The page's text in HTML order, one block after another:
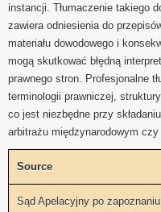
instancji. Tłumaczenie takiego
zawiera odniesienia do
materiału dowodowego i
mogą skutkować błędną
prawnego stron. Profesjonalne
terminologii prawniczej,
co jest niezbędne przy
arbitrażu międzynarodowym
Source
Sąd Apelacyjny po zapoznaniu